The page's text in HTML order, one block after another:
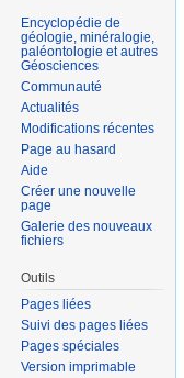
Encyclopédie de
géologie, minéralogie,
paléontologie et autres
Géosciences
Communauté
Actualités
Modifications récentes
Page au hasard
Aide
Créer une nouvelle
page
Galerie des nouveaux
fichiers
Outils
Pages liées
Suivi des pages liées
Pages spéciales
Version imprimable